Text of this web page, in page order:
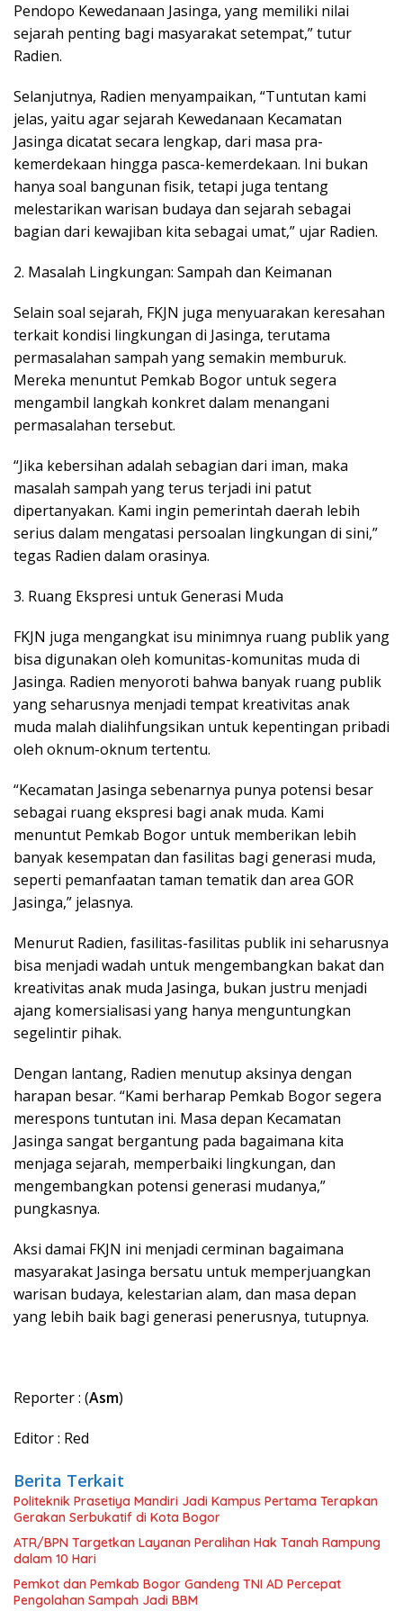
Pendopo Kewedanaan Jasinga, yang memiliki nilai
sejarah penting bagi masyarakat setempat,” tutur
Radien.
Selanjutnya, Radien menyampaikan, “Tuntutan kami
jelas, yaitu agar sejarah Kewedanaan Kecamatan
Jasinga dicatat secara lengkap, dari masa pra-
kemerdekaan hingga pasca-kemerdekaan. Ini bukan
hanya soal bangunan fisik, tetapi juga tentang
melestarikan warisan budaya dan sejarah sebagai
bagian dari kewajiban kita sebagai umat,” ujar Radien.
2. Masalah Lingkungan: Sampah dan Keimanan
Selain soal sejarah, FKJN juga menyuarakan keresahan
terkait kondisi lingkungan di Jasinga, terutama
permasalahan sampah yang semakin memburuk.
Mereka menuntut Pemkab Bogor untuk segera
mengambil langkah konkret dalam menangani
permasalahan tersebut.
“Jika kebersihan adalah sebagian dari iman, maka
masalah sampah yang terus terjadi ini patut
dipertanyakan. Kami ingin pemerintah daerah lebih
serius dalam mengatasi persoalan lingkungan di sini,”
tegas Radien dalam orasinya.
3. Ruang Ekspresi untuk Generasi Muda
FKJN juga mengangkat isu minimnya ruang publik yang
bisa digunakan oleh komunitas-komunitas muda di
Jasinga. Radien menyoroti bahwa banyak ruang publik
yang seharusnya menjadi tempat kreativitas anak
muda malah dialihfungsikan untuk kepentingan pribadi
oleh oknum-oknum tertentu.
“Kecamatan Jasinga sebenarnya punya potensi besar
sebagai ruang ekspresi bagi anak muda. Kami
menuntut Pemkab Bogor untuk memberikan lebih
banyak kesempatan dan fasilitas bagi generasi muda,
seperti pemanfaatan taman tematik dan area GOR
Jasinga,” jelasnya.
Menurut Radien, fasilitas-fasilitas publik ini seharusnya
bisa menjadi wadah untuk mengembangkan bakat dan
kreativitas anak muda Jasinga, bukan justru menjadi
ajang komersialisasi yang hanya menguntungkan
segelintir pihak.
Dengan lantang, Radien menutup aksinya dengan
harapan besar. “Kami berharap Pemkab Bogor segera
merespons tuntutan ini. Masa depan Kecamatan
Jasinga sangat bergantung pada bagaimana kita
menjaga sejarah, memperbaiki lingkungan, dan
mengembangkan potensi generasi mudanya,”
pungkasnya.
Aksi damai FKJN ini menjadi cerminan bagaimana
masyarakat Jasinga bersatu untuk memperjuangkan
warisan budaya, kelestarian alam, dan masa depan
yang lebih baik bagi generasi penerusnya, tutupnya.
Reporter : (Asm)
Editor : Red
Berita Terkait
Politeknik Prasetiya Mandiri Jadi Kampus Pertama Terapkan
Gerakan Serbukatif di Kota Bogor
ATR/BPN Targetkan Layanan Peralihan Hak Tanah Rampung
dalam 10 Hari
Pemkot dan Pemkab Bogor Gandeng TNI AD Percepat
Pengolahan Sampah Jadi BBM